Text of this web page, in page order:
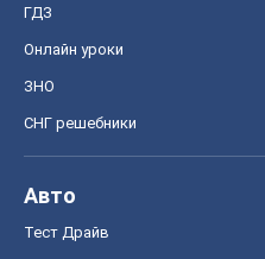
ГДЗ
Онлайн уроки
ЗНО
СНГ решебники
Авто
Тест Драйв